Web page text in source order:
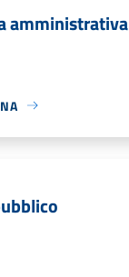
amministrativa